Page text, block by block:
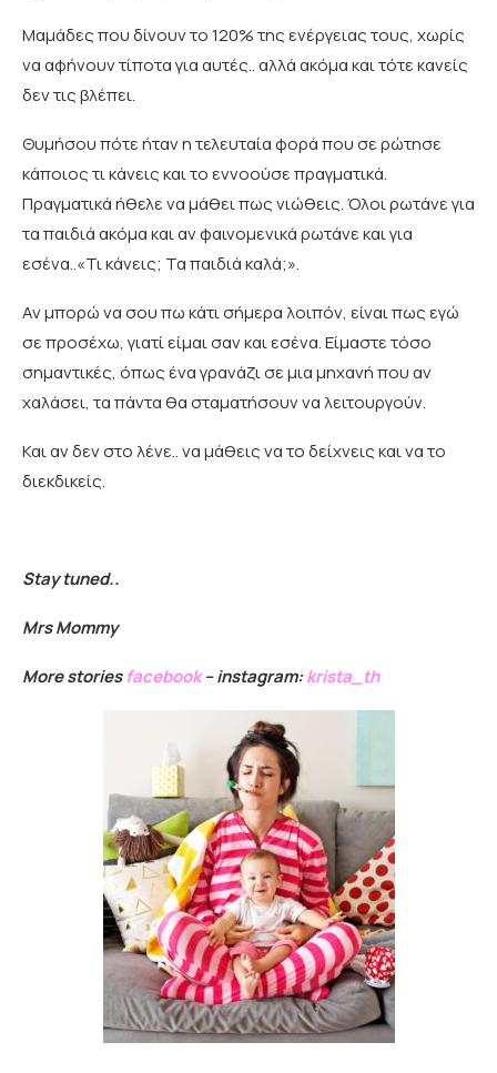
Μαμάδες που δίνουν το 120% της ενέργειας τους, χωρίς
να αφήνουν τίποτα για αυτές.. αλλά ακόμα και τότε κανείς
δεν τις βλέπει.
Θυμήσου πότε ήταν η τελευταία φορά που σε ρώτησε
κάποιος τι κάνεις και το εννοούσε πραγματικά.
Πραγματικά ήθελε να μάθει πως νιώθεις. Όλοι ρωτάνε για
τα παιδιά ακόμα και αν φαινομενικά ρωτάνε και για
εσένα..«Τι κάνεις; Τα παιδιά καλά;».
Αν μπορώ να σου πω κάτι σήμερα λοιπόν, είναι πως εγώ
σε προσέχω, γιατί είμαι σαν και εσένα. Είμαστε τόσο
σημαντικές, όπως ένα γρανάζι σε μια μηχανή που αν
χαλάσει, τα πάντα θα σταματήσουν να λειτουργούν.
Και αν δεν στο λένε.. να μάθεις να το δείχνεις και να το
διεκδικείς.
Stay tuned..
Mrs Mommy
More stories facebook – instagram:krista_th